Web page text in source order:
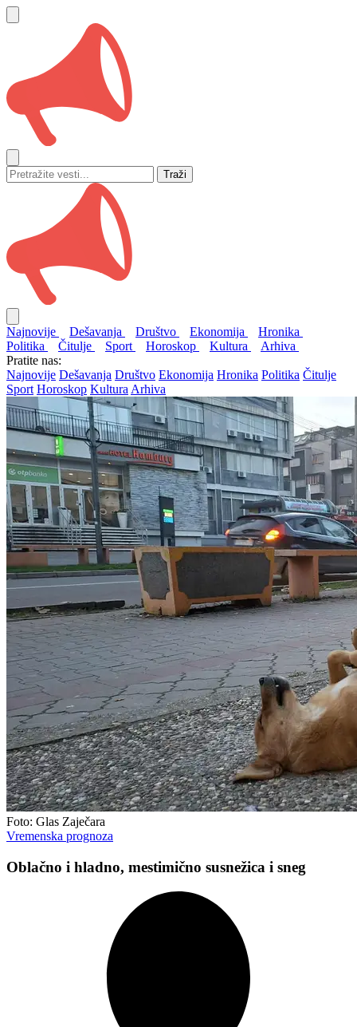
Traži
Najnovije Dešavanja Društvo Ekonomija
Hronika
Politika
Čitulje Sport Horoskop Kultura
Arhiva
Pratite nas:
Najnovije Dešavanja Društvo Ekonomija Hronika Politika Čitulje
Sport Horoskop Kultura Arhiva
Foto: Glas Zaječara
Vremenska prognoza
Oblačno i hladno, mestimično susnežica i sneg